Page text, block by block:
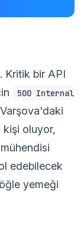
Kritik bir API
500 Internal
kişi oluyor,
edebilecek
yemeği